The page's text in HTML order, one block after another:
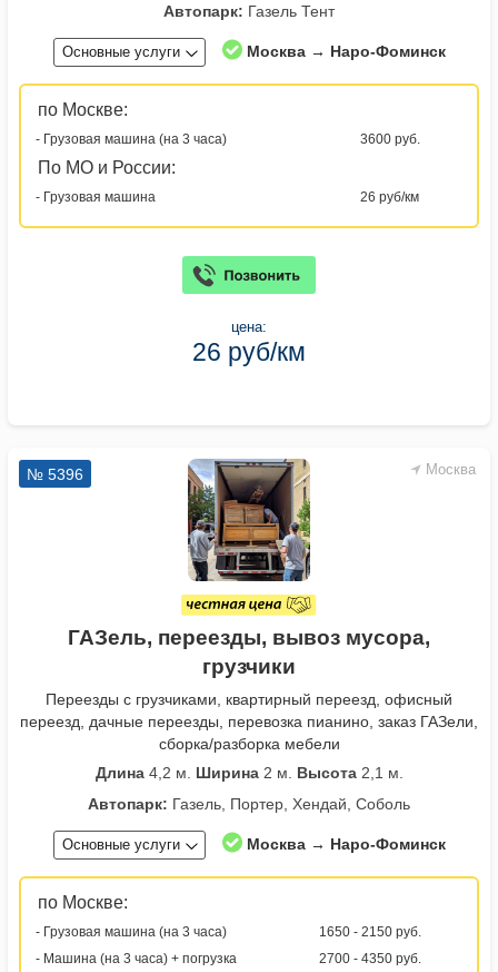
Автопарк: Газель Тент
Основные услуги Москва → Наро-Фоминск
по Москве:
- Грузовая машина (на 3 часа) 3600 руб.
По МО и России:
- Грузовая машина 26 руб/км
цена:
26 руб/км
Москва
№ 5396
ГАЗель, переезды, вывоз мусора,
грузчики
Переезды с грузчиками, квартирный переезд, офисный
переезд, дачные переезды, перевозка пианино, заказ ГАЗели,
сборка/разборка мебели
Длина4,2 м. Ширина2 м. Высота2,1 м.
Автопарк: Газель, Портер, Хендай, Соболь
Основные услуги Москва → Наро-Фоминск
по Москве:
- Грузовая машина (на 3 часа)
1650 - 2150 руб.
- Машина (на 3 часа) + погрузка
2700 - 4350 руб.